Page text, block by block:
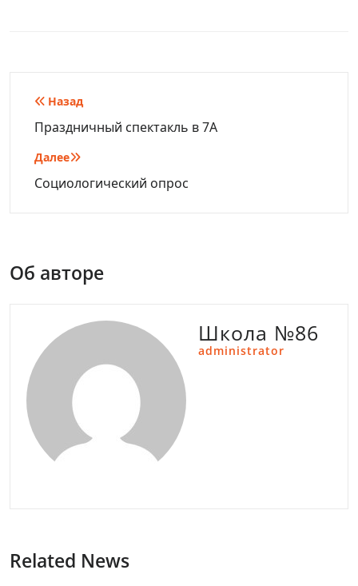
Навигация
по
записям
Назад
Праздничный спектакль в 7А
Далее
Cоциологический опрос
Об авторе
Школа №86
administrator
Related News